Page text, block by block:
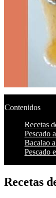
Contenidos
Recetas
Pescado
Bacalao
Pescado
Recetas